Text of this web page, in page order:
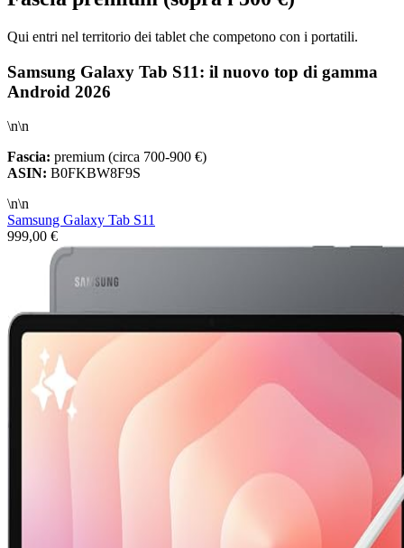
Qui entri nel territorio dei tablet che competono con i portatili.
Samsung Galaxy Tab S11: il nuovo top di gamma
Android 2026
\n\n
Fascia: premium (circa 700-900 €)
ASIN: B0FKBW8F9S
\n\n
Samsung Galaxy Tab S11
999,00 €